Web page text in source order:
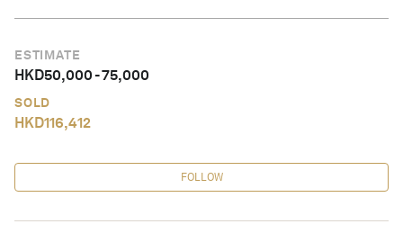
ESTIMATE
HKD50,000-75,000
SOLD
HKD116,412
FOLLOW